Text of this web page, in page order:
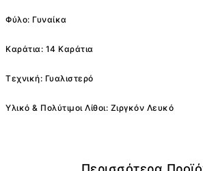
Φύλο: Γυναίκα
Καράτια: 14 Καράτια
Τεχνική: Γυαλιστερό
Υλικό & Πολύτιμοι Λίθοι: Ζιργκόν Λευκό